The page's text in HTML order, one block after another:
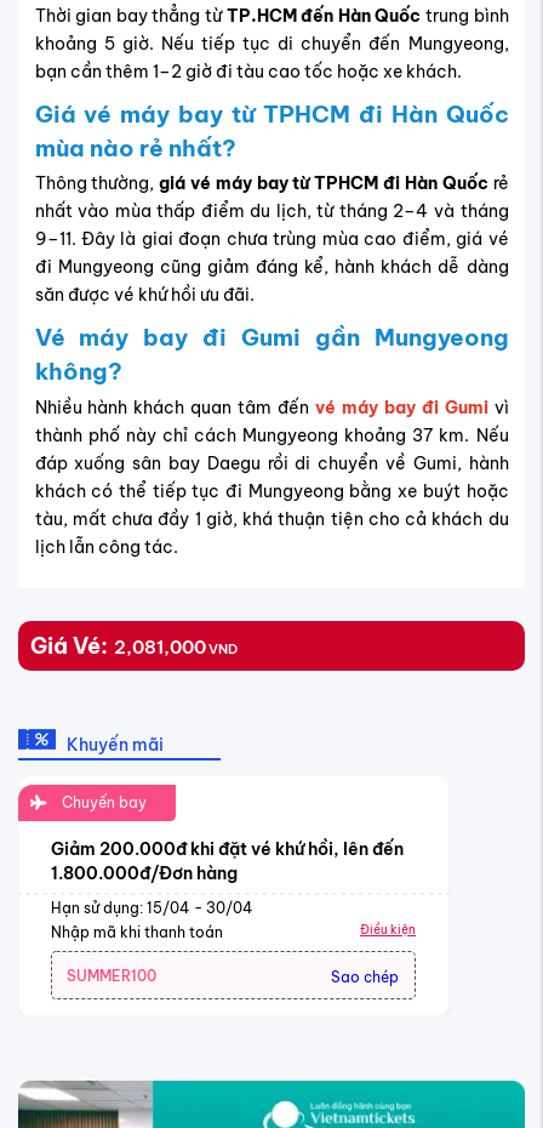
Thời gian bay thẳng từTP.HCM đến Hàn Quốc trung bình
khoảng 5 giờ. Nếu tiếp tục di chuyển đến Mungyeong,
bạn cần thêm 1–2 giờ đi tàu cao tốc hoặc xe khách.
Giá vé máy bay từ TPHCM đi Hàn Quốc
mùa nào rẻ nhất?
Thông thường,giá vé máy bay từ TPHCM đi Hàn Quốc rẻ
nhất vào mùa thấp điểm du lịch, từ tháng 2–4 và tháng
9–11. Đây là giai đoạn chưa trùng mùa cao điểm, giá vé
đi Mungyeong cũng giảm đáng kể, hành khách dễ dàng
săn được vé khứ hồi ưu đãi.
Vé máy bay đi Gumi gần Mungyeong
không?
Nhiều hành khách quan tâm đến vé máy bay đi Gumivì
thành phố này chỉ cách Mungyeong khoảng 37 km. Nếu
đáp xuống sân bay Daegu rồi di chuyển về Gumi, hành
khách có thể tiếp tục đi Mungyeong bằng xe buýt hoặc
tàu, mất chưa đầy 1 giờ, khá thuận tiện cho cả khách du
lịch lẫn công tác.
Giá Vé: 2,081,000VND
Khuyến mãi
Chuyến bay
Giảm 200.000đ khi đặt vé khứ hồi, lên đến
1.800.000đ/Đơn hàng
Hạn sử dụng: 15/04 - 30/04
Nhập mã khi thanh toán
Điều kiện
SUMMER100 Sao chép